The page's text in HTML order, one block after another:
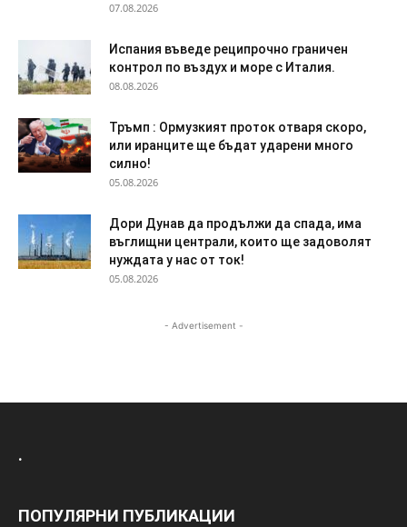
07.08.2026
Испания въведе реципрочно граничен
контрол по въздух и море с Италия.
08.08.2026
Тръмп : Ормузкият проток отваря скоро,
или иранците ще бъдат ударени много
силно!
05.08.2026
Дори Дунав да продължи да спада, има
въглищни централи, които ще задоволят
нуждата у нас от ток!
05.08.2026
- Advertisement -
.
ПОПУЛЯРНИ ПУБЛИКАЦИИ